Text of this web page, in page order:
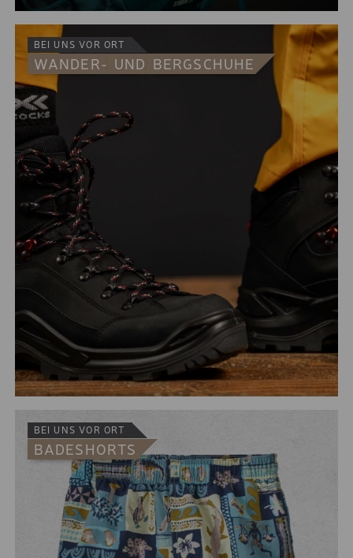
Lowe Alpin und Tatonka sind unsere großen Partnern
im Rucksackbereich. Vom kleinen Tagesbegleiter bis
zum Tourenrucksack für die Alpenüberquerung wirst
Du bei uns fündig.
BEI UNS VOR ORT
WANDER- UND BERGSCHUHE
Qualitativ hochwertige Materialien werden für Dich bei
unseren Berg- und Wanderschuhherstellern Lowa und
Meindl verarbeitet. Trezeta und Lowa Schuhe gibts
dazu auch für Eure Kleinen.
BEI UNS VOR ORT
BADESHORTS